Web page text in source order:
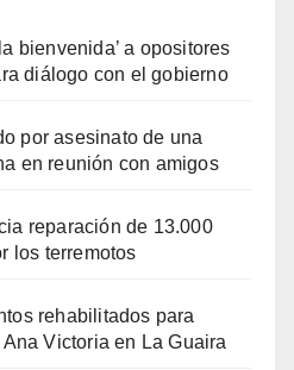
bienvenida’ a opositores
diálogo con el gobierno
por asesinato de una
en reunión con amigos
reparación de 13.000
los terremotos
rehabilitados para
Victoria en La Guaira